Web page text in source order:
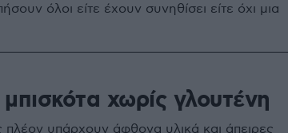
όλοι είτε έχουν συνηθίσει είτε όχι μια
χωρίς γλουτένη
πλέον υπάρχουν άφθονα υλικά και άπειρες